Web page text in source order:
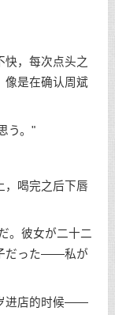
，每次点头之
像是在确认周斌
う。"
喝完之后下唇
。彼女が二十二
だった——私が
进店的时候——